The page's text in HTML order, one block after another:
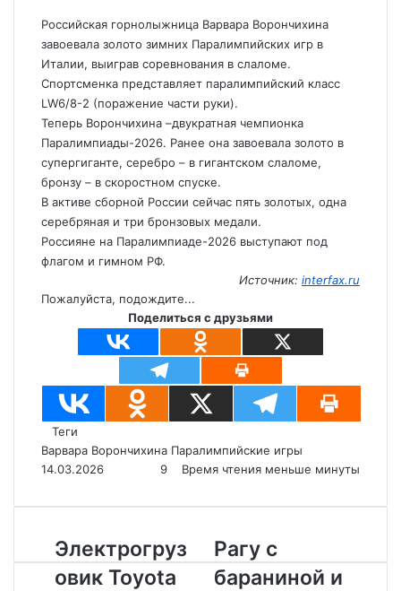
Российская горнолыжница Варвара Ворончихина
завоевала золото зимних Паралимпийских игр в
Италии, выиграв соревнования в слаломе.
Спортсменка представляет паралимпийский класс
LW6/8-2 (поражение части руки).
Теперь Ворончихина –двукратная чемпионка
Паралимпиады-2026. Ранее она завоевала золото в
супергиганте, серебро – в гигантском слаломе,
бронзу – в скоростном спуске.
В активе сборной России сейчас пять золотых, одна
серебряная и три бронзовых медали.
Россияне на Паралимпиаде-2026 выступают под
флагом и гимном РФ.
Источник: interfax.ru
Пожалуйста, подождите...
Поделиться с друзьями
Теги
Варвара Ворончихина Паралимпийские игры
14.03.2026
9 Время чтения меньше минуты
Э
л
е
Электрогруз
овик Toyota
Р
а
г
Рагу с
бараниной и